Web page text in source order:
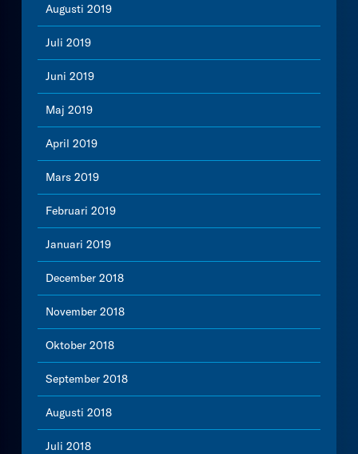
Augusti 2019
Juli 2019
Juni 2019
Maj 2019
April 2019
Mars 2019
Februari 2019
Januari 2019
December 2018
November 2018
Oktober 2018
September 2018
Augusti 2018
Juli 2018